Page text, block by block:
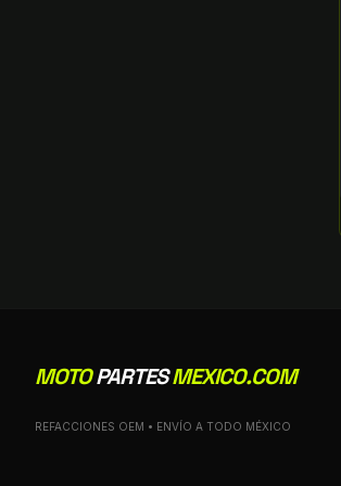
MOTOPARTESMEXICO.COM
REFACCIONES OEM • ENVÍO A TODO MÉXICO